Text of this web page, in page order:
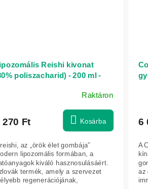
Reishi kivonat
poliszacharid) - 200 ml -
Raktáron
270 Ft Kosárba
az „örök élet gombája”
lipozomális formában, a
kiváló hasznosulásáért.
termék, amely a szervezet
regenerációjának,
6
A
az